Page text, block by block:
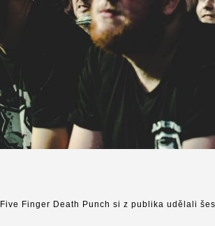
Five Finger Death Punch si z publika udělali